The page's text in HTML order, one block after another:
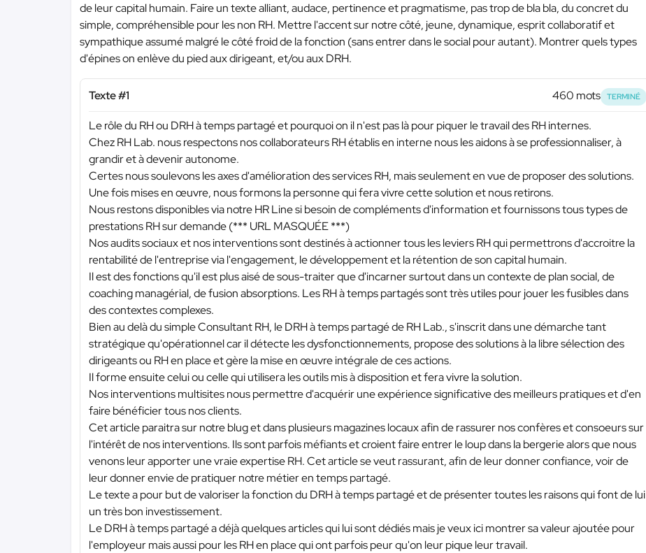
de leur capital humain. Faire un texte alliant, audace, pertinence et pragmatisme, pas trop de bla bla, du concret du
simple, compréhensible pour les non RH. Mettre l'accent sur notre côté, jeune, dynamique, esprit collaboratif et
sympathique assumé malgré le côté froid de la fonction (sans entrer dans le social pour autant). Montrer quels types
d'épines on enlève du pied aux dirigeant, et/ou aux DRH.
Texte #1 460 mots TERMINÉ
Le rôle du RH ou DRH à temps partagé et pourquoi on il n'est pas là pour piquer le travail des RH internes.
Chez RH Lab. nous respectons nos collaborateurs RH établis en interne nous les aidons à se professionnaliser, à
grandir et à devenir autonome.
Certes nous soulevons les axes d'amélioration des services RH, mais seulement en vue de proposer des solutions.
Une fois mises en œuvre, nous formons la personne qui fera vivre cette solution et nous retirons.
Nous restons disponibles via notre HR Line si besoin de compléments d'information et fournissons tous types de
prestations RH sur demande (*** URL MASQUÉE ***)
Nos audits sociaux et nos interventions sont destinés à actionner tous les leviers RH qui permettrons d'accroitre la
rentabilité de l'entreprise via l'engagement, le développement et la rétention de son capital humain.
Il est des fonctions qu'il est plus aisé de sous-traiter que d'incarner surtout dans un contexte de plan social, de
coaching managérial, de fusion absorptions. Les RH à temps partagés sont très utiles pour jouer les fusibles dans
des contextes complexes.
Bien au delà du simple Consultant RH, le DRH à temps partagé de RH Lab., s'inscrit dans une démarche tant
stratégique qu'opérationnel car il détecte les dysfonctionnements, propose des solutions à la libre sélection des
dirigeants ou RH en place et gère la mise en œuvre intégrale de ces actions.
Il forme ensuite celui ou celle qui utilisera les outils mis à disposition et fera vivre la solution.
Nos interventions multisites nous permettre d'acquérir une expérience significative des meilleurs pratiques et d'en
faire bénéficier tous nos clients.
Cet article paraitra sur notre blug et dans plusieurs magazines locaux afin de rassurer nos confères et consoeurs sur
l'intérêt de nos interventions. Ils sont parfois méfiants et croient faire entrer le loup dans la bergerie alors que nous
venons leur apporter une vraie expertise RH. Cet article se veut rassurant, afin de leur donner confiance, voir de
leur donner envie de pratiquer notre métier en temps partagé.
Le texte a pour but de valoriser la fonction du DRH à temps partagé et de présenter toutes les raisons qui font de lui
un très bon investissement.
Le DRH à temps partagé a déjà quelques articles qui lui sont dédiés mais je veux ici montrer sa valeur ajoutée pour
l'employeur mais aussi pour les RH en place qui ont parfois peur qu'on leur pique leur travail.